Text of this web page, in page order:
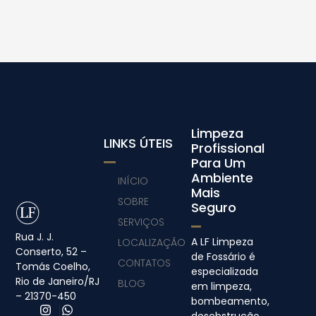
Rua J. J.
Conserto, 52 –
Tomás Coelho,
Rio de Janeiro/RJ
– 21370-450
Limpeza
Profissional
Para Um
Ambiente
Mais
Seguro
A LF Limpeza
de Fossário é
especializada
em limpeza,
bombeamento,
LINKS ÚTEIS
INÍCIO
SOBRE
SERVIÇOS
LOCALIZAÇÃO
CONTATOS
BLOG